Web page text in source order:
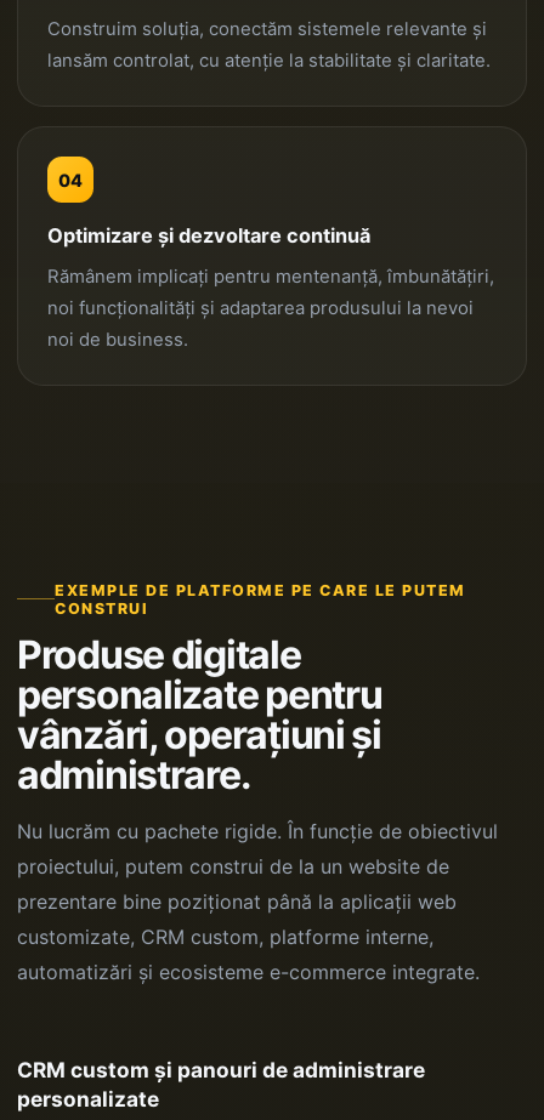
Construim soluția, conectăm sistemele relevante și
lansăm controlat, cu atenție la stabilitate și claritate.
04
Optimizare și dezvoltare continuă
Rămânem implicați pentru mentenanță, îmbunătățiri,
noi funcționalități și adaptarea produsului la nevoi
noi de business.
EXEMPLE DE PLATFORME PE CARE LE PUTEM
CONSTRUI
Produse digitale
personalizate pentru
vânzări, operațiuni și
administrare.
Nu lucrăm cu pachete rigide. În funcție de obiectivul
proiectului, putem construi de la un website de
prezentare bine poziționat până la aplicații web
customizate, CRM custom, platforme interne,
automatizări și ecosisteme e-commerce integrate.
CRM custom și panouri de administrare
personalizate